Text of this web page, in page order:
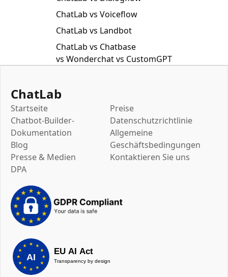
ChatLab vs Voiceflow
ChatLab vs Landbot
ChatLab vs Chatbase
vs Wonderchat vs CustomGPT
ChatLab
Startseite
Chatbot-Builder-
Dokumentation
Blog
Presse & Medien
DPA
Preise
Datenschutzrichtlinie
Allgemeine
Geschäftsbedingungen
Kontaktieren Sie uns